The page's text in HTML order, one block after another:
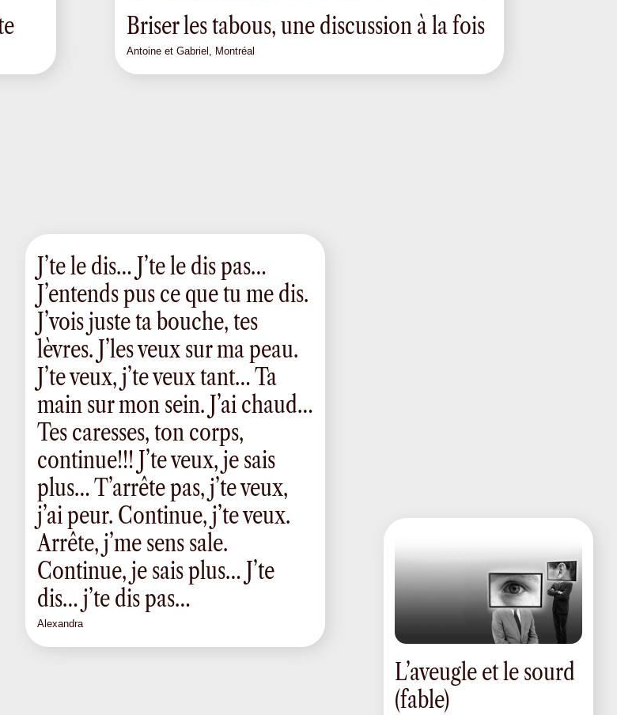
Briser les tabous, une discussion à la fois
Antoine et Gabriel, Montréal
J’te le dis… J’te le dis pas…
J’entends pus ce que tu me dis.
J’vois juste ta bouche, tes
lèvres. J’les veux sur ma peau.
J’te veux, j’te veux tant… Ta
main sur mon sein. J’ai chaud…
Tes caresses, ton corps,
continue!!! J’te veux, je sais
plus… T’arrête pas, j’te veux,
j’ai peur. Continue, j’te veux.
Arrête, j’me sens sale.
Continue, je sais plus… J’te
dis… j’te dis pas…
Alexandra
L’aveugle et le sourd
(fable)